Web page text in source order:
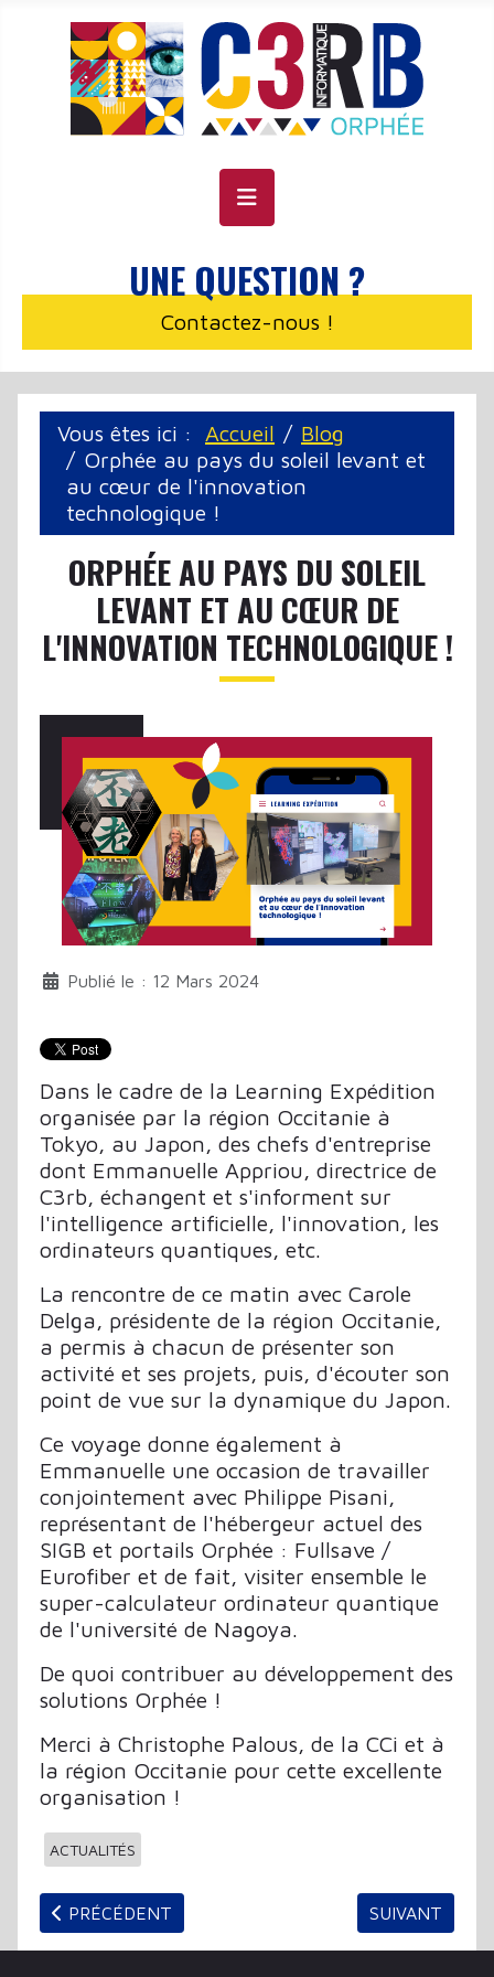
UNE QUESTION ?
Contactez-nous !
Vous êtes ici : Accueil
Blog
Orphée au pays du soleil levant et
au cœur de l'innovation
technologique !
ORPHÉE AU PAYS DU SOLEIL
LEVANT ET AU CŒUR DE
L'INNOVATION TECHNOLOGIQUE !
Publié le : 12 Mars 2024
Dans le cadre de la Learning Expédition
organisée par la région Occitanie à
Tokyo, au Japon, des chefs d'entreprise
dont Emmanuelle Appriou, directrice de
C3rb, échangent et s'informent sur
l'intelligence artificielle, l'innovation, les
ordinateurs quantiques, etc.
La rencontre de ce matin avec Carole
Delga, présidente de la région Occitanie,
a permis à chacun de présenter son
activité et ses projets, puis, d'écouter son
point de vue sur la dynamique du Japon.
Ce voyage donne également à
Emmanuelle une occasion de travailler
conjointement avec Philippe Pisani,
représentant de l'hébergeur actuel des
SIGB et portails Orphée : Fullsave /
Eurofiber et de fait, visiter ensemble le
super-calculateur ordinateur quantique
de l'université de Nagoya.
De quoi contribuer au développement des
solutions Orphée !
Merci à Christophe Palous, de la CCi et à
la région Occitanie pour cette excellente
organisation !
ACTUALITÉS
ARTICLE PRÉCÉDENT : LA SAISON 2024 DES
PRÉCÉDENT ARTICLE
SUIVANT